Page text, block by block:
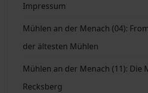
Impressum
Mühlen an der Menach (04):
der ältesten Mühlen
Mühlen an der Menach (11): Die
Recksberg